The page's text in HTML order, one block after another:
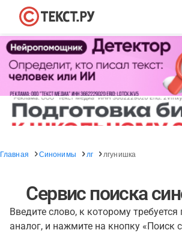
Главная Синонимы лг лгунишка
Сервис поиска
Введите слово, к которому требуется
аналог, и нажмите на кнопку «Поиск